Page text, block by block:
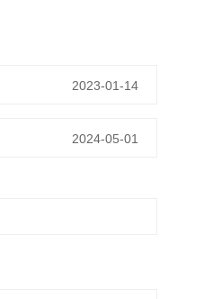
2023-01-14
2024-05-01